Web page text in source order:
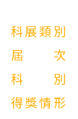
科展類別
屆次
科別
得獎情形